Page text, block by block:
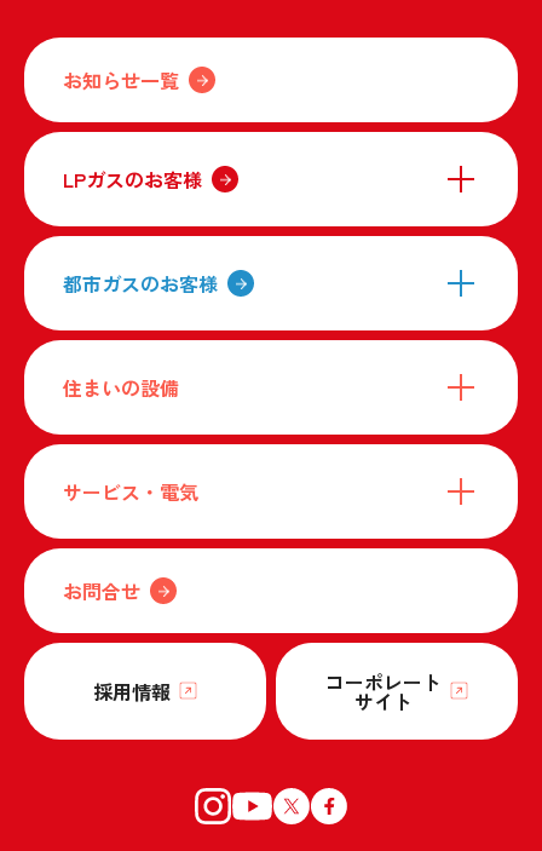
お知らせ一覧
LPガスのお客様
都市ガスのお客様
住まいの設備
サービス・電気
お問合せ
採用情報 コーポレート
サイト